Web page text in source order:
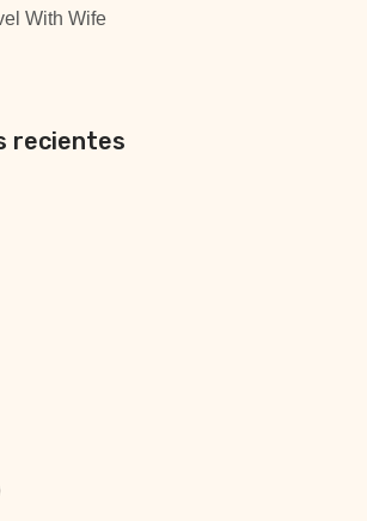
With Wife
recientes